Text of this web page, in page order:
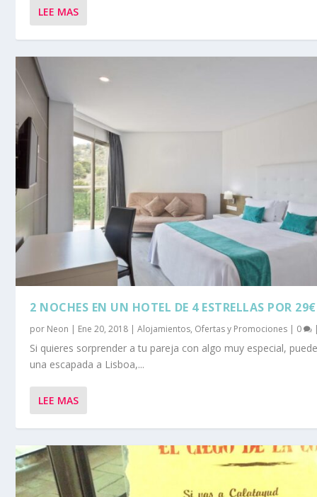
LEE MAS
2 NOCHES EN UN HOTEL DE 4 ESTRELLAS POR 29€
por Neon | Ene 20, 2018 |Alojamientos, Ofertas y Promociones | 0
Si quieres sorprender a tu pareja con algo muy especial,
una escapada a Lisboa,...
LEE MAS